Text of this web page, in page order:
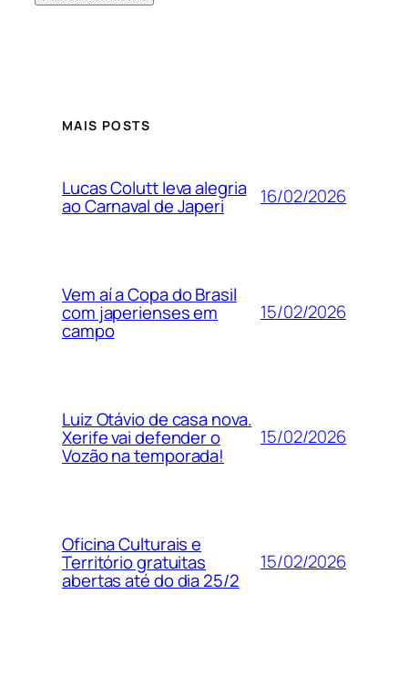
MAIS POSTS
Lucas Colutt leva alegria
ao Carnaval de Japeri 16/02/2026
Vem aí a Copa do Brasil
com japerienses em
campo
15/02/2026
Luiz Otávio de casa nova.
Xerife vai defender o
Vozão na temporada!
15/02/2026
Oficina Culturais e
Território gratuitas
abertas até do dia 25/2
15/02/2026